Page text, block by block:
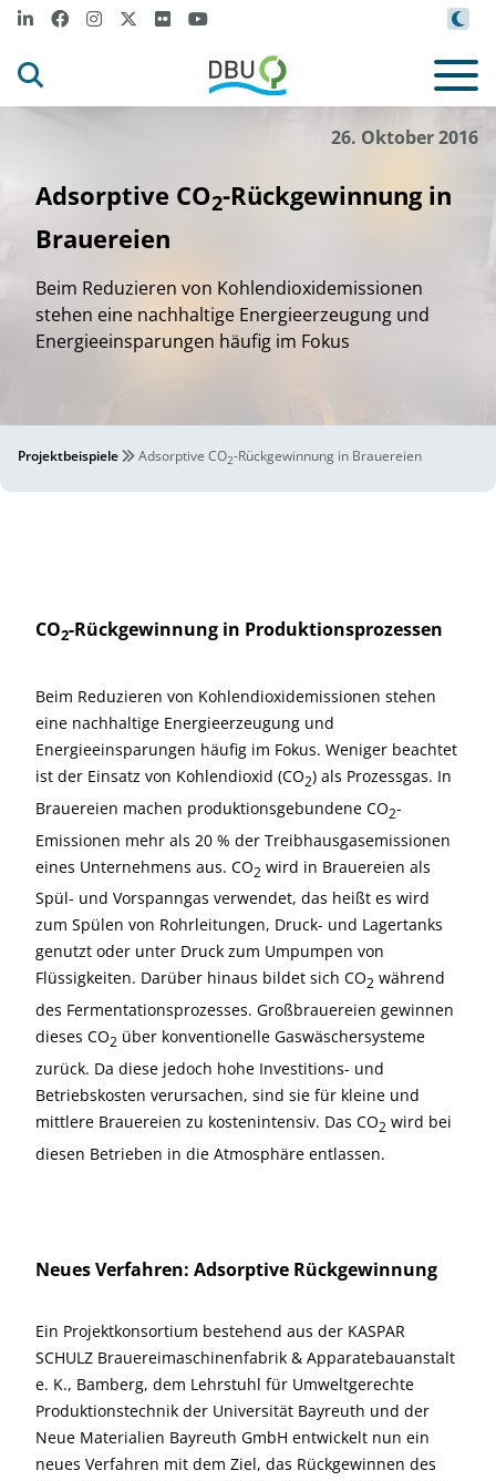
26. Oktober 2016
Adsorptive CO2-Rückgewinnung in
Brauereien
Beim Reduzieren von Kohlendioxidemissionen
stehen eine nachhaltige Energieerzeugung und
Energieeinsparungen häufig im Fokus
Projektbeispiele Adsorptive CO2-Rückgewinnung in Brauereien
CO2-Rückgewinnung in Produktionsprozessen
Beim Reduzieren von Kohlendioxidemissionen stehen
eine nachhaltige Energieerzeugung und
Energieeinsparungen häufig im Fokus. Weniger beachtet
ist der Einsatz von Kohlendioxid (CO2) als Prozessgas. In
Brauereien machen produktionsgebundene CO2-
Emissionen mehr als 20 % der Treibhausgasemissionen
eines Unternehmens aus. CO2 wird in Brauereien als
Spül- und Vorspanngas verwendet, das heißt es wird
zum Spülen von Rohrleitungen, Druck- und Lagertanks
genutzt oder unter Druck zum Umpumpen von
Flüssigkeiten. Darüber hinaus bildet sich CO2 während
des Fermentationsprozesses. Großbrauereien gewinnen
dieses CO2 über konventionelle Gaswäschersysteme
zurück. Da diese jedoch hohe Investitions- und
Betriebskosten verursachen, sind sie für kleine und
mittlere Brauereien zu kostenintensiv. Das CO2 wird bei
diesen Betrieben in die Atmosphäre entlassen.
Neues Verfahren: Adsorptive Rückgewinnung
Ein Projektkonsortium bestehend aus der KASPAR
SCHULZ Brauereimaschinenfabrik & Apparatebauanstalt
e. K., Bamberg, dem Lehrstuhl für Umweltgerechte
Produktionstechnik der Universität Bayreuth und der
Neue Materialien Bayreuth GmbH entwickelt nun ein
neues Verfahren mit dem Ziel, das Rückgewinnen des